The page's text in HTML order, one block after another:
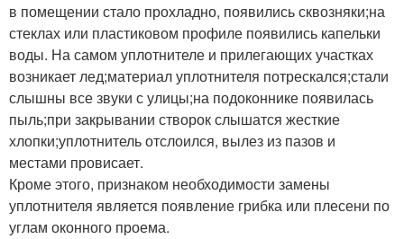
в помещении стало прохладно, появились сквозняки;на
стеклах или пластиковом профиле появились капельки
воды. На самом уплотнителе и прилегающих участках
возникает лед;материал уплотнителя потрескался;стали
слышны все звуки с улицы;на подоконнике появилась
пыль;при закрывании створок слышатся жесткие
хлопки;уплотнитель отслоился, вылез из пазов и
местами провисает.
Кроме этого, признаком необходимости замены
уплотнителя является появление грибка или плесени по
углам оконного проема.